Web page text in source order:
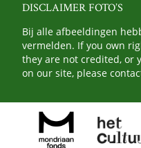
DISCLAIMER FOTO’S
Bij alle afbeeldingen
vermelden. If you own
they are not credited, or
on our site, please